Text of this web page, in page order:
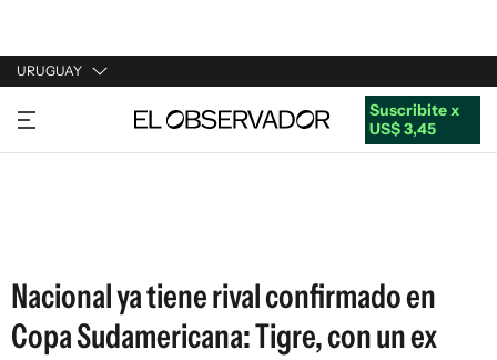
URUGUAY
URUGUAY
ARGENTINA
Suscribite x
US$ 3,45
Nacional ya tiene rival confirmado en
Copa Sudamericana: Tigre, con un ex